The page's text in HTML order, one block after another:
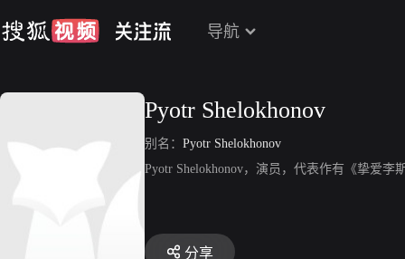
导航
Pyotr Shelokhonov
别名： Pyotr Shelokhonov
Pyotr Shelokhonov，演员，代表作有《挚爱李
分享